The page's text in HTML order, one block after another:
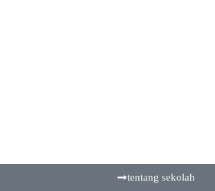
tentang sekolah